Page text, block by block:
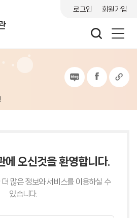
로그인 회원가입
에 오신것을 환영합니다.
많은 정보와 서비스를 이용하실 수
있습니다.